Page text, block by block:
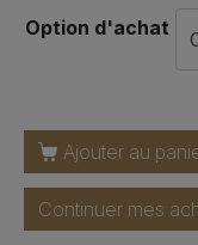
Option d'achat
Ajouter au
Continuer mes